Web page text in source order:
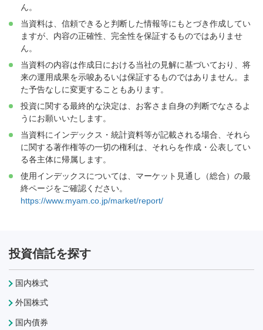
ん。
当資料は、信頼できると判断した情報等にもとづき作成してい
ますが、内容の正確性、完全性を保証するものではありませ
ん。
当資料の内容は作成日における当社の見解に基づいており、将
来の運用成果を示唆あるいは保証するものではありません。ま
た予告なしに変更することもあります。
投資に関する最終的な決定は、お客さま自身の判断でなさるよ
うにお願いいたします。
当資料にインデックス・統計資料等が記載される場合、それら
に関する著作権等の一切の権利は、それらを作成・公表してい
る各主体に帰属します。
使用インデックスについては、マーケット見通し（総合）の最
終ページをご確認ください。
https://www.myam.co.jp/market/report/
投資信託を探す
国内株式
外国株式
国内債券